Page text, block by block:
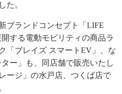
た。
ブランドコンセプト「LIFE
する電動モビリティの商品ラ
「ブレイズ スマートEV」、な
ー」も、同店舗で販売いたし
ージ」の水戸店、つくば店で